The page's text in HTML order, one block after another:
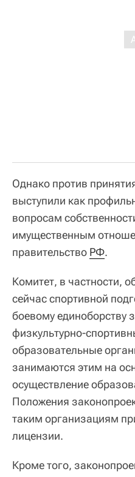
Однако против
выступили как
вопросам
имущественным
правительство РФ.
Комитет, в частности,
сейчас спортивной
боевому единоборству
физкультурно-
образовательные
занимаются этим на
осуществление
Положения
таким организациям
лицензии.
Кроме того,